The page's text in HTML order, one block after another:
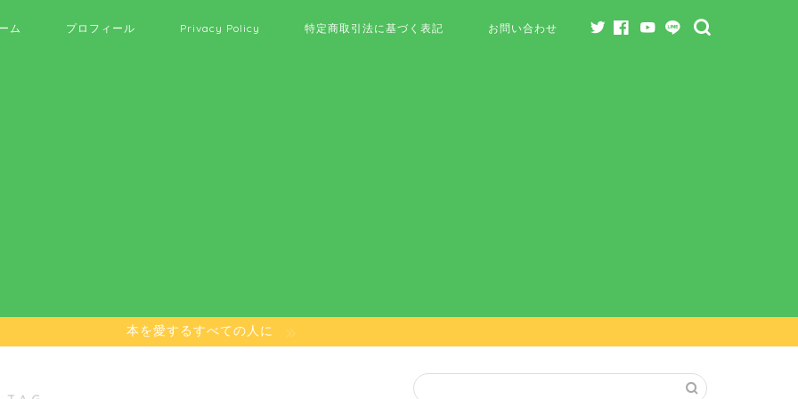
ム プロフィール Privacy Policy 特定商取引法に基づく表記 お問い合わせ
本を愛するすべての人に